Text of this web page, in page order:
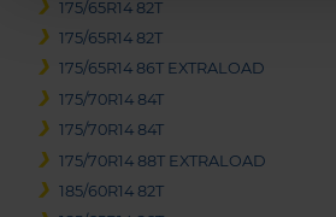
175/65R14 82T
175/65R14 82T
175/65R14 86T EXTRALOAD
175/70R14 84T
175/70R14 84T
175/70R14 88T EXTRALOAD
185/60R14 82T